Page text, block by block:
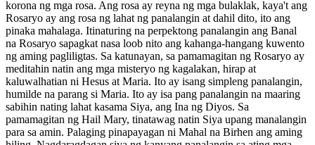
korona ng mga rosa. Ang rosa ay reyna ng mga bulaklak, kaya't ang
Rosaryo ay ang rosa ng lahat ng panalangin at dahil dito, ito ang
pinaka mahalaga. Itinaturing na perpektong panalangin ang Banal
na Rosaryo sapagkat nasa loob nito ang kahanga-hangang kuwento
ng aming pagliligtas. Sa katunayan, sa pamamagitan ng Rosaryo ay
meditahin natin ang mga misteryo ng kagalakan, hirap at
kaluwalhatian ni Hesus at Maria. Ito ay isang simpleng panalangin,
humilde na parang si Maria. Ito ay isa pang panalangin na maaring
sabihin nating lahat kasama Siya, ang Ina ng Diyos. Sa
pamamagitan ng Hail Mary, tinatawag natin Siya upang manalangin
para sa amin. Palaging pinapayagan ni Mahal na Birhen ang aming